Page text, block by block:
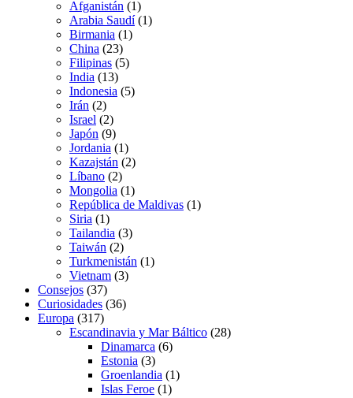
Afganistán (1)
Arabia Saudí(1)
Birmania (1)
China (23)
Filipinas (5)
India (13)
Indonesia (5)
Irán (2)
Israel (2)
Japón (9)
Jordania (1)
Kazajstán (2)
Líbano (2)
Mongolia (1)
República de Maldivas (1)
Siria (1)
Tailandia (3)
Taiwán (2)
Turkmenistán (1)
Vietnam (3)
Consejos (37)
Curiosidades (36)
Europa (317)
Escandinavia y Mar Báltico (28)
Dinamarca (6)
Estonia (3)
Groenlandia (1)
Islas Feroe (1)